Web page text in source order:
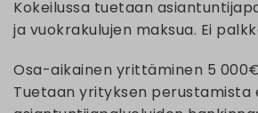
Kokeilussa tuetaan
ja vuokrakulujen maksua. Ei
Osa-aikainen yrittäminen 5
Tuetaan yrityksen perustamista